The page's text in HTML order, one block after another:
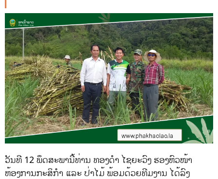
ວັນທີ 12 ພຶດສະພານີ້ທ່ານ ທອງດຳ ໄຊຍະວົງ ຮອງຫົວໜ້າ
ຫ້ອງການກະສິກຳ ແລະ ປ່າໄມ້ ພ້ອມດ້ວຍທີມງານ ໄດ້ລົງ